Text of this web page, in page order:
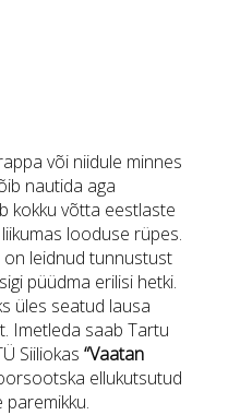
või niidule minnes
nautida aga
kokku võtta eestlaste
looduse rüpes.
leidnud tunnustust
püüdma erilisi hetki.
üles seatud lausa
Imetleda saab Tartu
Siiliokas “Vaatan
ellukutsutud